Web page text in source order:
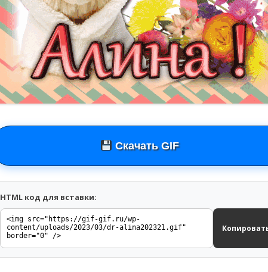
Скачать GIF
HTML код для вставки: